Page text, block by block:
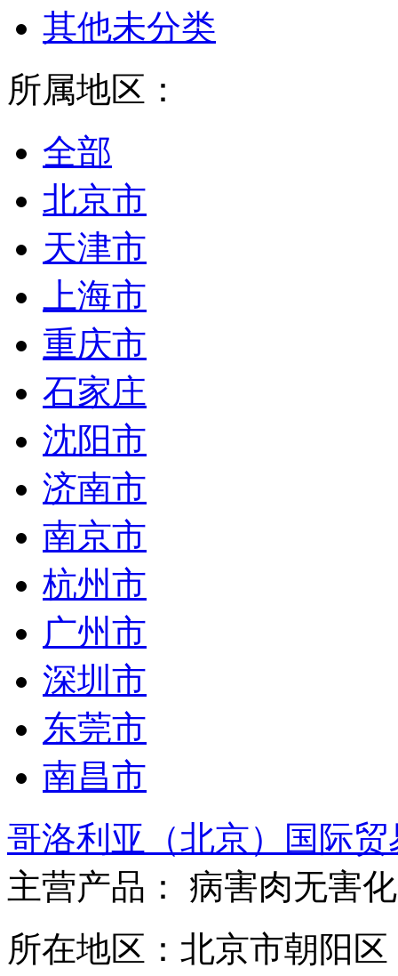
其他未分类
所属地区：
全部
北京市
天津市
上海市
重庆市
石家庄
沈阳市
济南市
南京市
杭州市
广州市
深圳市
东莞市
南昌市
哥洛利亚（北京）国际
主营产品： 病害肉无害
所在地区：北京市朝阳区